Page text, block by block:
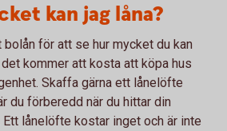
kan jag låna?
bolån för att se hur mycket du kan
det kommer att kosta att köpa hus
Skaffa gärna ett lånelöfte
du förberedd när du hittar din
lånelöfte kostar inget och är inte